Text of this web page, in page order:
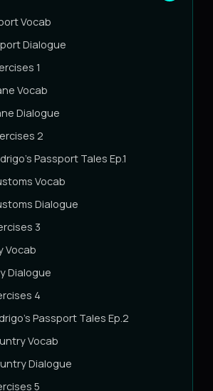
Vocab
Dialogue
1
Vocab
Dialogue
2
Passport Tales Ep.1
Vocab
Dialogue
3
Vocab
Dialogue
4
Passport Tales Ep.2
Vocab
Dialogue
5